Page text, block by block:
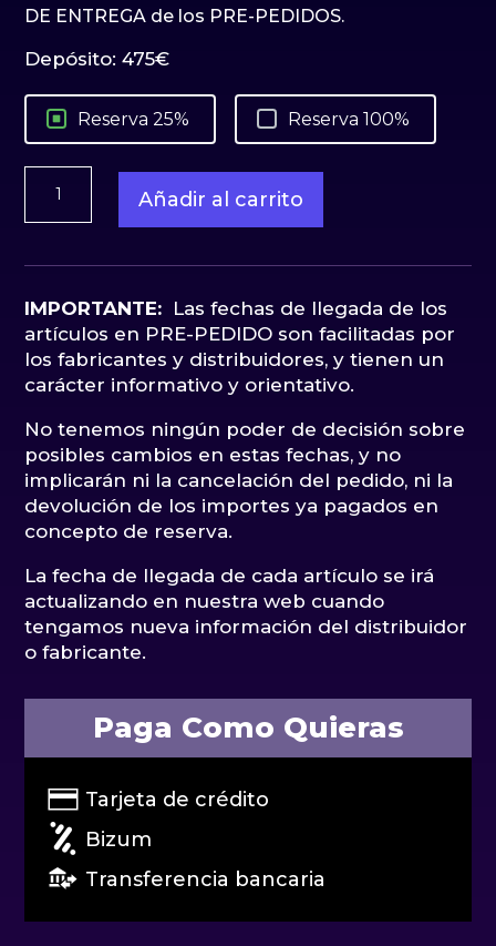
DE ENTREGA de los PRE-PEDIDOS.
Depósito:475€
Reserva 100%
Reserva 25%
Maul
1:3
PCS
Collectibles
cantidad
Añadir al carrito
IMPORTANTE: Las fechas de llegada de los
artículos en PRE-PEDIDO son facilitadas por
los fabricantes y distribuidores, y tienen un
carácter informativo y orientativo.
No tenemos ningún poder de decisión sobre
posibles cambios en estas fechas, y no
implicarán ni la cancelación del pedido, ni la
devolución de los importes ya pagados en
concepto de reserva.
La fecha de llegada de cada artículo se irá
actualizando en nuestra web cuando
tengamos nueva información del distribuidor
o fabricante.
Paga Como Quieras
Tarjeta de crédito
Bizum
Transferencia bancaria